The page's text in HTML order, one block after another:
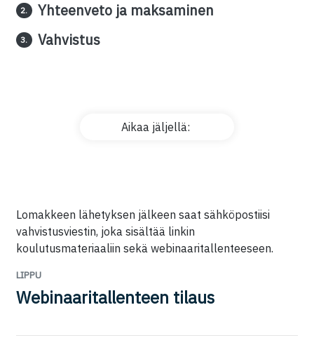
2. Yhteenveto ja maksaminen
3. Vahvistus
Aikaa jäljellä:
Lomakkeen lähetyksen jälkeen saat sähköpostiisi
vahvistusviestin, joka sisältää linkin
koulutusmateriaaliin sekä webinaaritallenteeseen.
LIPPU
Webinaaritallenteen tilaus